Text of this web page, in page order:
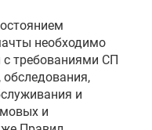
необходимо
с требованиями СП
и
и